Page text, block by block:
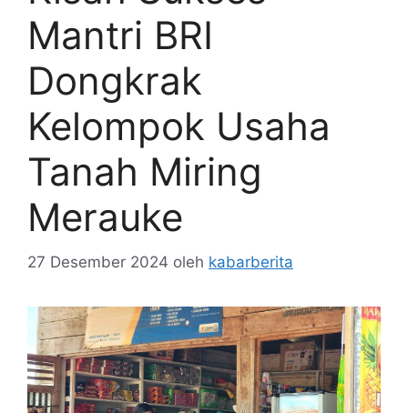
Mantri BRI
Dongkrak
Kelompok Usaha
Tanah Miring
Merauke
27 Desember 2024 oleh kabarberita